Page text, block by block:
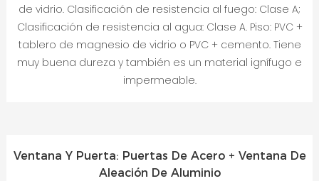
de vidrio. Clasificación de resistencia al fuego: Clase A;
Clasificación de resistencia al agua: Clase A. Piso: PVC +
tablero de magnesio de vidrio o PVC + cemento. Tiene
muy buena dureza y también es un material ignífugo e
impermeable.
Ventana Y Puerta: Puertas De Acero + Ventana De
Aleación De Aluminio